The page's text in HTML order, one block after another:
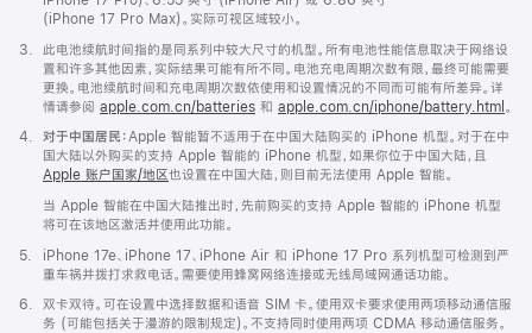
(iPhone 17 Pro Max)。实际可视区域较小。
脚
3.
此电池续航时间指的是同系列中较大尺寸的机型。所有电池性能信息取决于网络设
置和许多其他因素，实际结果可能有所不同。电池充电周期次数有限，最终可能需要
更换。电池续航时间和充电周期次数依使用和设置情况的不同而可能有所差异。详
情请参阅 apple.com.cn/batteries 和 apple.com.cn/iphone/battery.html 。
脚
4. 对于中国居民：Apple 智能暂不适用于在中国大陆购买的 iPhone 机型。对于在中
国大陆以外购买的支持 Apple 智能的 iPhone 机型，如果你位于中国大陆，且
Apple 账户国家/地区也设置在中国大陆，则目前无法使用 Apple 智能。
当 Apple 智能在中国大陆推出时，先前购买的支持 Apple 智能的 iPhone 机型
将可在该地区激活并使用此功能。
脚
5.
iPhone 17e、iPhone 17、iPhone Air 和 iPhone 17 Pro 系列机型可检测到严
重车祸并拨打求救电话。需要使用蜂窝网络连接或无线局域网通话功能。
脚
6.
双卡双待。可在设置中选择数据和语音 SIM 卡。使用双卡要求使用两项移动通信服
务 (可能包括关于漫游的限制规定)。不支持同时使用两项 CDMA 移动通信服务。